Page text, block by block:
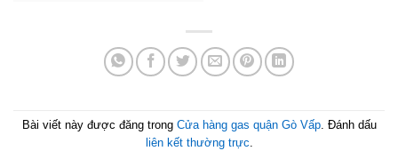
Bài viết này được đăng trong Cửa hàng gas quận Gò Vấp. Đánh dấu
liên kết thường trực.